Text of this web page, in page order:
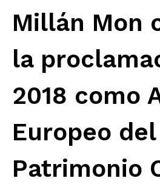
Millán Mon
la
2018 como
Europeo del
Patrimonio